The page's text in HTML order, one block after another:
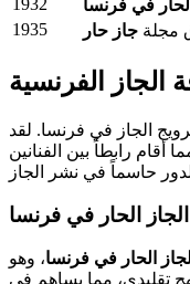
1932
في فرنسا
1935
مجلة جاز حار
الجاز الفرنسية
الجاز في فرنسا. لقد
رابطاً بين الفنانين
الحار في فرنسا
الحار في فرنسا، وهو
تقليدي، مما يساهم في